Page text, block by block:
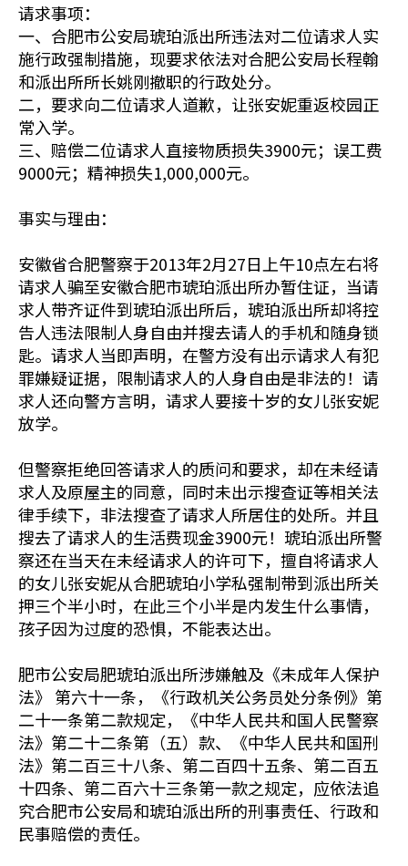
请求事项：
一、合肥市公安局琥珀派出所违法对二位请求人实
施行政强制措施，现要求依法对合肥公安局长程翰
和派出所所长姚刚撤职的行政处分。
二，要求向二位请求人道歉，让张安妮重返校园正
常入学。
三、赔偿二位请求人直接物质损失3900元；误工费
9000元；精神损失1,000,000元。
事实与理由：
安徽省合肥警察于2013年2月27日上午10点左右将
请求人骗至安徽合肥市琥珀派出所办暂住证，当请
求人带齐证件到琥珀派出所后，琥珀派出所却将控
告人违法限制人身自由并搜去请人的手机和随身锁
匙。请求人当即声明，在警方没有出示请求人有犯
罪嫌疑证据，限制请求人的人身自由是非法的！请
求人还向警方言明，请求人要接十岁的女儿张安妮
放学。
但警察拒绝回答请求人的质问和要求，却在未经请
求人及原屋主的同意，同时未出示搜查证等相关法
律手续下，非法搜查了请求人所居住的处所。并且
搜去了请求人的生活费现金3900元！琥珀派出所警
察还在当天在未经请求人的许可下，擅自将请求人
的女儿张安妮从合肥琥珀小学私强制带到派出所关
押三个半小时，在此三个小半是内发生什么事情，
孩子因为过度的恐惧，不能表达出。
肥市公安局肥琥珀派出所涉嫌触及《未成年人保护
法》 第六十一条，《行政机关公务员处分条例》第
二十一条第二款规定，《中华人民共和国人民警察
法》第二十二条第（五）款、《中华人民共和国刑
法》第二百三十八条、第二百四十五条、第二百五
十四条、第二百六十三条第一款之规定，应依法追
究合肥市公安局和琥珀派出所的刑事责任、行政和
民事赔偿的责任。